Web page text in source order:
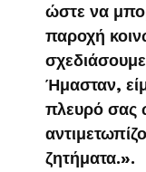
ώστε να
παροχή
Ήμασταν,
πλευρό σας
ζητήματα.».